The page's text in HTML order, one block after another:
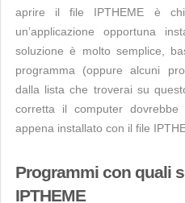
aprire il file IPTHEME è
un’applicazione opportuna
soluzione è molto semplice,
programma (oppure alcuni
dalla lista che troverai su
corretta il computer
appena installato con il file
Programmi con quali
IPTHEME